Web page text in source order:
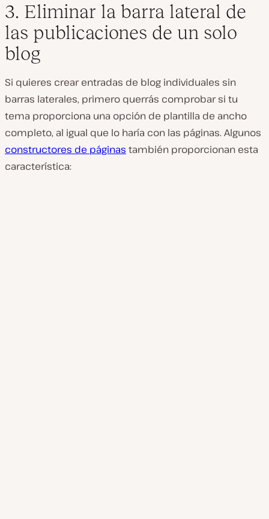
3. Eliminar la barra lateral de
las publicaciones de un solo
blog
Si quieres crear entradas de blog individuales sin
barras laterales, primero querrás comprobar si tu
tema proporciona una opción de plantilla de ancho
completo, al igual que lo haría con las páginas. Algunos
constructores de páginas también proporcionan esta
característica: